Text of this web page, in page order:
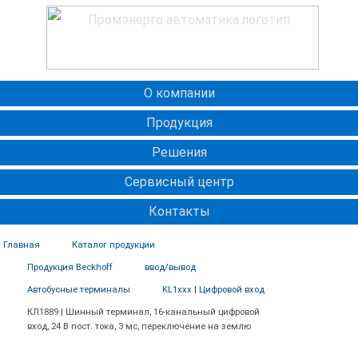
О компании
Продукция
Решения
Сервисный центр
Контакты
Главная Каталог продукции
Продукция Beckhoff ввод/вывод
Автобусные терминалы KL1xxx | Цифровой вход
КЛ1889 | Шинный терминал, 16-канальный цифровой
вход, 24 В пост. тока, 3 мс, переключение на землю